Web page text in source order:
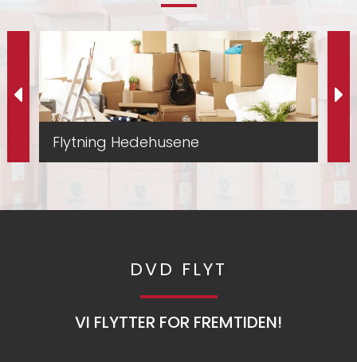
Flytning Hedehusene
DVD FLYT
VI FLYTTER FOR FREMTIDEN!